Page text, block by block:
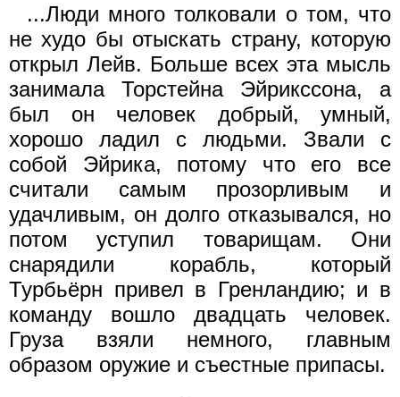
...Люди много толковали о том, что
не худо бы отыскать страну, которую
открыл Лейв. Больше всех эта мысль
занимала Торстейна Эйрикссона, а
был он человек добрый, умный,
хорошо ладил с людьми. Звали с
собой Эйрика, потому что его все
считали самым прозорливым и
удачливым, он долго отказывался, но
потом уступил товарищам. Они
снарядили корабль, который
Турбьёрн привел в Гренландию; и в
команду вошло двадцать человек.
Груза взяли немного, главным
образом оружие и съестные припасы.